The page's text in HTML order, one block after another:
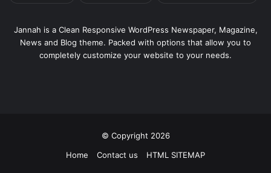
Jannah is a Clean Responsive WordPress Newspaper, Magazine,
News and Blog theme. Packed with options that allow you to
completely customize your website to your needs.
© Copyright 2026
Home
Contact us HTML SITEMAP